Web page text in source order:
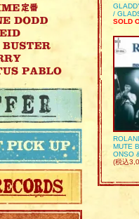
/
SOLD
MUTE
ONSO
(税込